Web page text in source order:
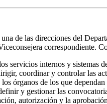
de las direcciones del
correspondiente.
servicios internos y sistemas
coordinar y controlar las
órganos de los que
y gestionar las
autorización y la